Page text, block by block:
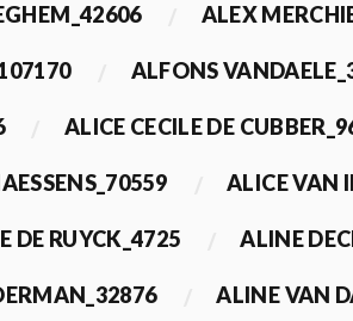
ALEX
ALFONS
ALICE CECILE DE
ALICE VAN
DE RUYCK_4725 ALINE
ALINE VAN